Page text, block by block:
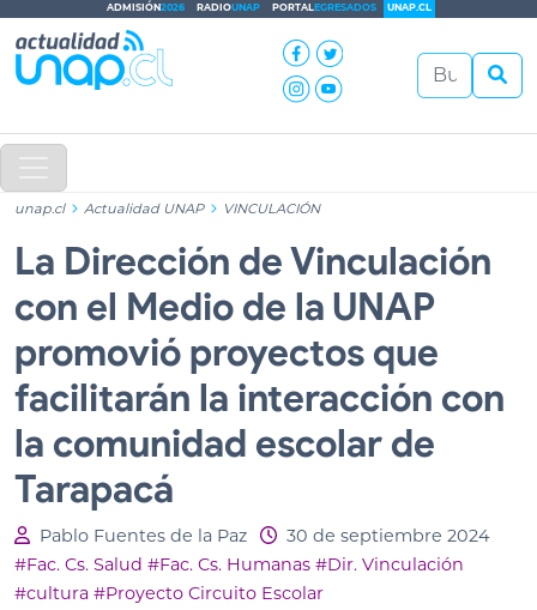
ADMISIÓN2026 RADIOUNAP PORTALEGRESADOS UNAP.CL
unap.cl Actualidad UNAP VINCULACIÓN
La Dirección de Vinculación
con el Medio de la UNAP
promovió proyectos que
facilitarán la interacción con
la comunidad escolar de
Tarapacá
Pablo Fuentes de la Paz
30 de septiembre 2024
#Fac. Cs. Salud #Fac. Cs. Humanas #Dir. Vinculación
#cultura #Proyecto Circuito Escolar